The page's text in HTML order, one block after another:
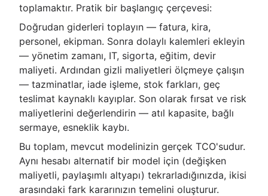
toplamaktır. Pratik bir başlangıç çerçevesi:
Doğrudan giderleri toplayın — fatura, kira,
personel, ekipman. Sonra dolaylı kalemleri ekleyin
— yönetim zamanı, IT, sigorta, eğitim, devir
maliyeti. Ardından gizli maliyetleri ölçmeye çalışın
— tazminatlar, iade işleme, stok farkları, geç
teslimat kaynaklı kayıplar. Son olarak fırsat ve risk
maliyetlerini değerlendirin — atıl kapasite, bağlı
sermaye, esneklik kaybı.
Bu toplam, mevcut modelinizin gerçek TCO'sudur.
Aynı hesabı alternatif bir model için (değişken
maliyetli, paylaşımlı altyapı) tekrarladığınızda, ikisi
arasındaki fark kararınızın temelini oluşturur.